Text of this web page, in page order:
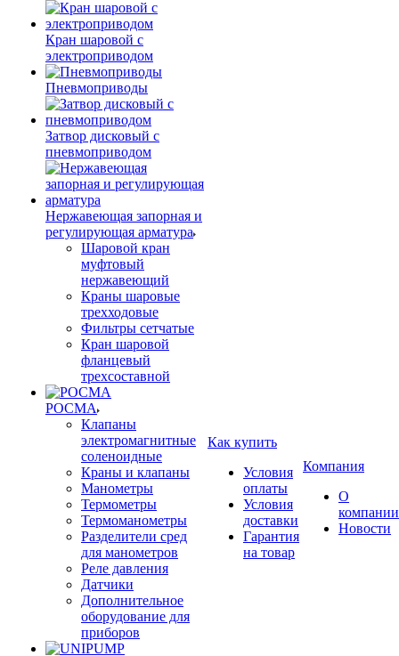
Кран шаровой с
электроприводом
Пневмоприводы
Затвор дисковый с
пневмоприводом
Нержавеющая запорная и
регулирующая арматура
Шаровой кран
муфтовый
нержавеющий
Краны шаровые
трехходовые
Фильтры сетчатые
Кран шаровой
фланцевый
трехсоставной
РОСМА
Клапаны
электромагнитные
соленоидные
Краны и клапаны
Манометры
Термометры
Термоманометры
Разделители сред
для манометров
Реле давления
Датчики
Дополнительное
оборудование для
приборов
Как купить
Условия
оплаты
Условия
доставки
Гарантия
на товар
Компания
О
компании
Новости